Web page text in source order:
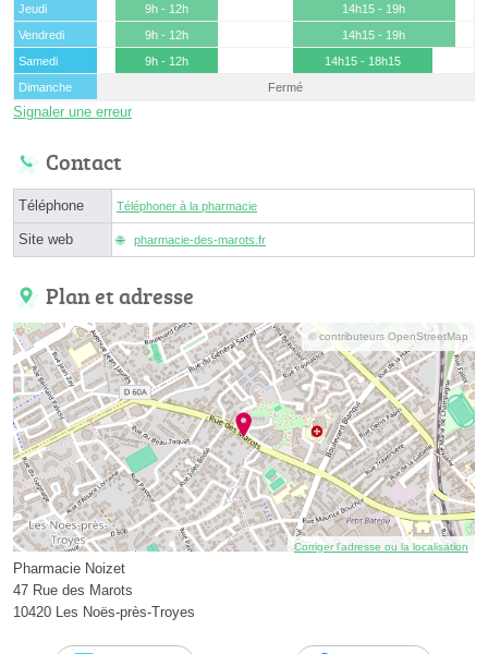
Jeudi
9h - 12h
14h15 - 19h
Vendredi
9h - 12h
14h15 - 19h
Samedi
9h - 12h
14h15 - 18h15
Dimanche
Fermé
Signaler une erreur
Contact
Téléphone Téléphoner à la pharmacie
Site web pharmacie-des-marots.fr
Plan et adresse
© contributeurs OpenStreetMap
Corriger l’adresse ou la localisation
Pharmacie Noizet
47 Rue des Marots
10420 Les Noës-près-Troyes